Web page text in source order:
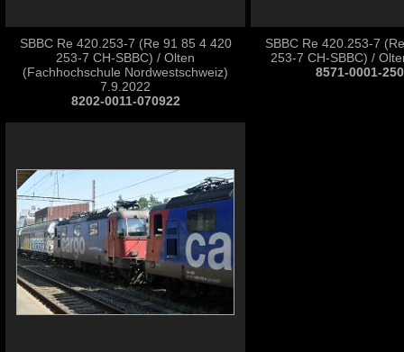
SBBC Re 420.253-7 (Re 91 85 4 420
253-7 CH-SBBC) / Olten
(Fachhochschule Nordwestschweiz)
7.9.2022
8202-0011-070922
SBBC Re 420.253-7
253-7 CH-SBBC) /
8571-0001-